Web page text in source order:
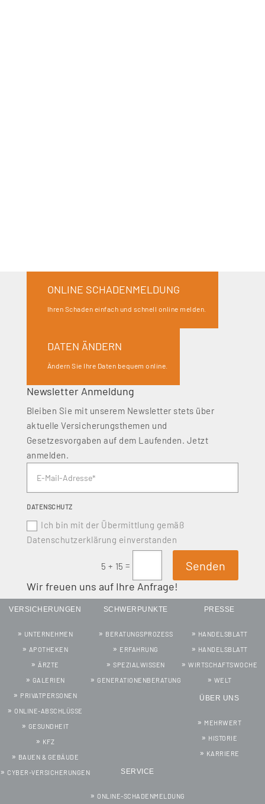
ONLINE SCHADENMELDUNG
Ihren Schaden einfach und schnell online melden.
DATEN ÄNDERN
Ändern Sie Ihre Daten bequem online.
Newsletter Anmeldung
Bleiben Sie mit unserem Newsletter stets über
aktuelle Versicherungsthemen und
Gesetzesvorgaben auf dem Laufenden. Jetzt
anmelden.
DATENSCHUTZ
Ich bin mit der Übermittlung gemäß
Datenschutzerklärung einverstanden
5 + 15 = Senden
Wir freuen uns auf Ihre Anfrage!
VERSICHERUNGEN
UNTERNEHMEN
APOTHEKEN
ÄRZTE
GALERIEN
PRIVATPERSONEN
ONLINE-ABSCHLÜSSE
GESUNDHEIT
KFZ
BAUEN & GEBÄUDE
CYBER-VERSICHERUNGEN
SCHWERPUNKTE
BERATUNGSPROZESS
ERFAHRUNG
SPEZIALWISSEN
GENERATIONENBERATUNG
PRESSE
HANDELSBLATT
HANDELSBLATT
WIRTSCHAFTSWOCHE
WELT
ÜBER UNS
MEHRWERT
HISTORIE
KARRIERE
SERVICE
ONLINE-SCHADENMELDUNG